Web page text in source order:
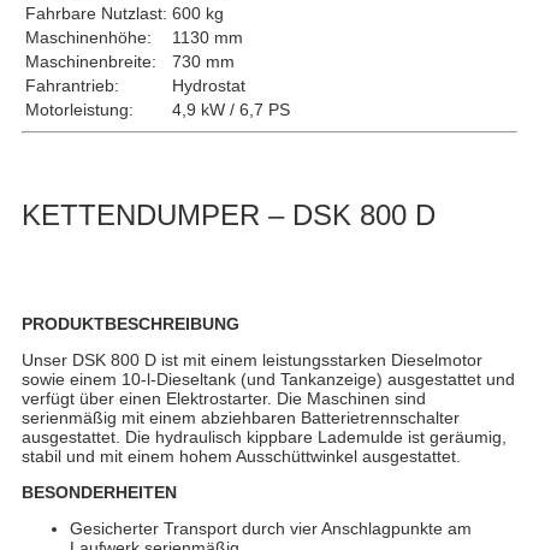
Fahrbare Nutzlast: 600 kg
Maschinenhöhe:
1130 mm
Maschinenbreite:
730 mm
Fahrantrieb:
Hydrostat
Motorleistung:
4,9 kW / 6,7 PS
KETTENDUMPER – DSK 800 D
PRODUKTBESCHREIBUNG
Unser DSK 800 D ist mit einem leistungsstarken Dieselmotor
sowie einem 10-l-Dieseltank (und Tankanzeige) ausgestattet und
verfügt über einen Elektrostarter. Die Maschinen sind
serienmäßig mit einem abziehbaren Batterietrennschalter
ausgestattet. Die hydraulisch kippbare Lademulde ist geräumig,
stabil und mit einem hohem Ausschüttwinkel ausgestattet.
BESONDERHEITEN
Gesicherter Transport durch vier Anschlagpunkte am